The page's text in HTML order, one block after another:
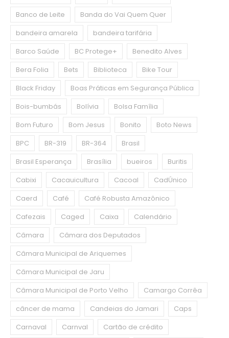
Banco de Leite
Banda do Vai Quem Quer
bandeira amarela
bandeira tarifária
Barco Saúde
BC Protege+
Benedito Alves
Bera Folia
Bets Biblioteca
Bike Tour
Black Friday
Boas Práticas em Segurança Pública
Bois-bumbás
Bolívia
Bolsa Família
Bom Futuro
Bom Jesus Bonito
Boto News
BPC
BR-319 BR-364
Brasil
Brasil Esperança
Brasília bueiros
Buritis
Cabixi
Cacauicultura Cacoal
CadÚnico
Caerd
Café
Café Robusta Amazônico
Cafezais
Caged Caixa
Calendário
Câmara
Câmara dos Deputados
Câmara Municipal de Ariquemes
Câmara Municipal de Jaru
Câmara Municipal de Porto Velho
Camargo Corrêa
câncer de mama
Candeias do Jamari
Caps
Carnaval
Carnval
Cartão de crédito